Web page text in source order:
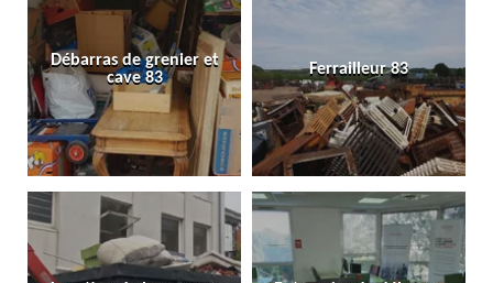
Débarras de grenier et
cave 83
Ferrailleur 83